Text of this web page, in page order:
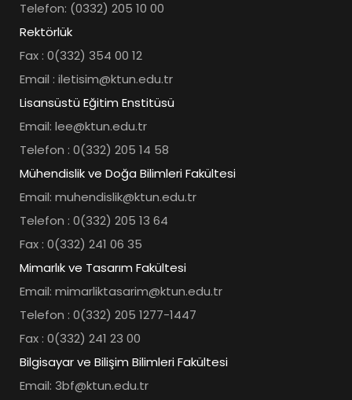
Telefon: (0332) 205 10 00
Rektörlük
Fax : 0(332) 354 00 12
Email : iletisim@ktun.edu.tr
Lisansüstü Eğitim Enstitüsü
Email: lee@ktun.edu.tr
Telefon : 0(332) 205 14 58
Mühendislik ve Doğa Bilimleri Fakültesi
Email: muhendislik@ktun.edu.tr
Telefon : 0(332) 205 13 64
Fax : 0(332) 241 06 35
Mimarlık ve Tasarım Fakültesi
Email: mimarliktasarim@ktun.edu.tr
Telefon : 0(332) 205 1277-1447
Fax : 0(332) 241 23 00
Bilgisayar ve Bilişim Bilimleri Fakültesi
Email: 3bf@ktun.edu.tr